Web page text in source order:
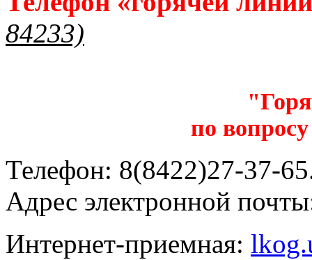
84233)
по
Телефон: 8(8422)27-37-
Адрес электронной
Интернет-приемная: